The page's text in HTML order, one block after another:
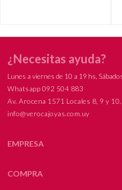
¿Necesitas ayuda?
Lunes a viernes de 10 a 19 hs,
Whatsapp 092 504 883
Av. Arocena 1571 Locales 8, 9 y
info@verocajoyas.com.uy
EMPRESA
COMPRA